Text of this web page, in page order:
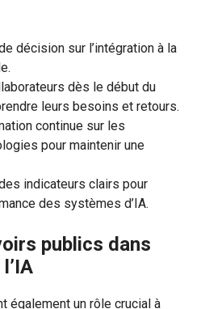
décision sur l’intégration à la
dès le début du
leurs besoins et retours.
continue sur les
pour maintenir une
indicateurs clairs pour
des systèmes d’IA.
publics dans
également un rôle crucial à